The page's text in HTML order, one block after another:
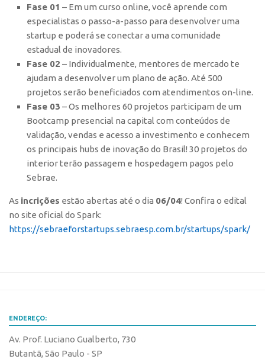
Pesquisa na USP
EMBRAPIIs
CEPIX
CPEs
PRPI/USP
InovaUSP
Comunicação
Agenda AUSPIN
Fala Inovação
Edição 2025
Inovação em Números
Fase 01 – Em um curso online, você aprende com
especialistas o passo-a-passo para desenvolver uma
startup e poderá se conectar a uma comunidade
estadual de inovadores.
Fase 02 – Individualmente, mentores de mercado te
ajudam a desenvolver um plano de ação. Até 500
projetos serão beneficiados com atendimentos on-line.
Fase 03 – Os melhores 60 projetos participam de um
Bootcamp presencial na capital com conteúdos de
validação, vendas e acesso a investimento e conhecem
os principais hubs de inovação do Brasil! 30 projetos do
interior terão passagem e hospedagem pagos pelo
Sebrae.
As incrições estão abertas até o dia 06/04! Confira o edital
no site oficial do Spark:
https://sebraeforstartups.sebraesp.com.br/startups/spark/
ENDEREÇO:
Av. Prof. Luciano Gualberto, 730
Butantã, São Paulo - SP